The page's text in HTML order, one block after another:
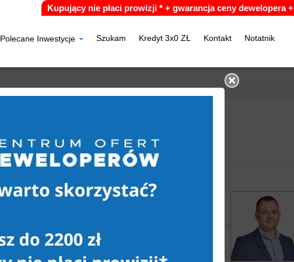
Polecane Inwestycje Szukam Kredyt 3x0 ZŁ Kontakt Notatnik
Kupujący nie płaci prowizji * + gwarancja ceny dewelopera +